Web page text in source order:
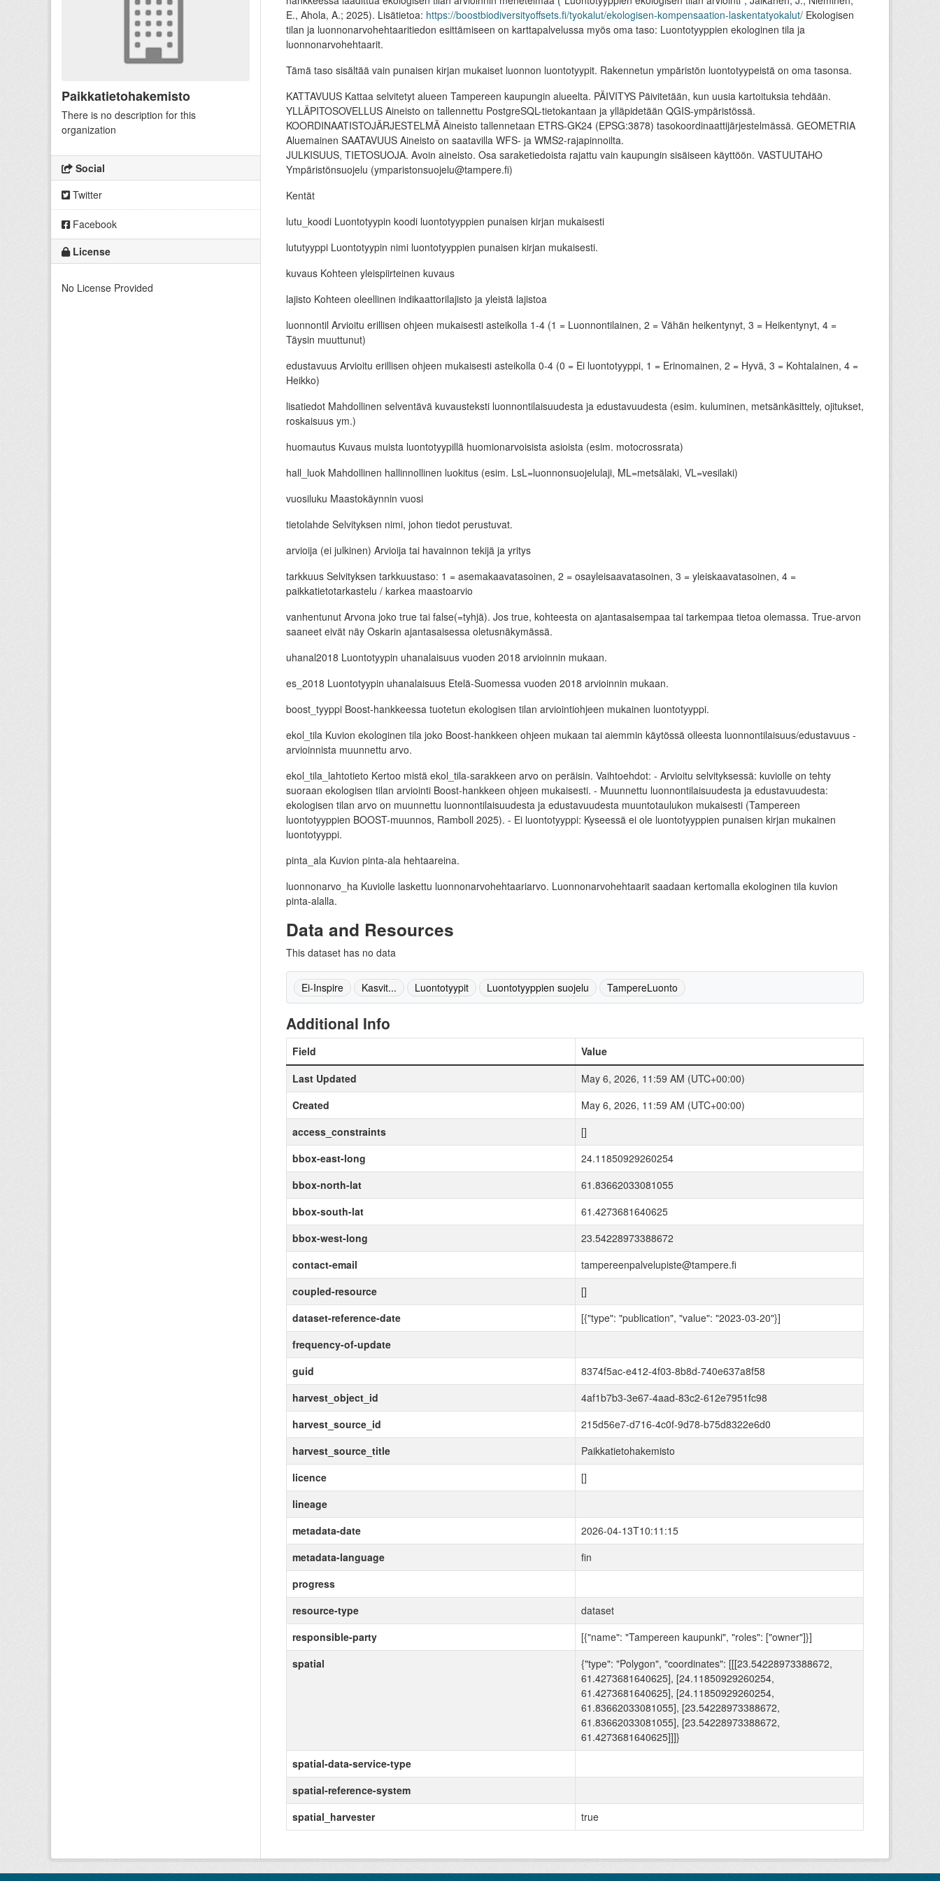
Paikkatietohakemisto
There is no description for this
organization
Social
Twitter
Facebook
License
No License Provided
E., Ahola, A.; 2025). Lisätietoa: https://boostbiodiversityoffsets.fi/tyokalut/ekologisen-kompensaation-laskentatyokalut/Ekologisen
tilan ja luonnonarvohehtaaritiedon esittämiseen on karttapalvelussa myös oma taso: Luontotyyppien ekologinen tila ja
luonnonarvohehtaarit.
Tämä taso sisältää vain punaisen kirjan mukaiset luonnon luontotyypit. Rakennetun ympäristön luontotyypeistä on oma tasonsa.
KATTAVUUS Kattaa selvitetyt alueen Tampereen kaupungin alueelta. PÄIVITYS Päivitetään, kun uusia kartoituksia tehdään.
YLLÄPITOSOVELLUS Aineisto on tallennettu PostgreSQL-tietokantaan ja ylläpidetään QGIS-ympäristössä.
KOORDINAATISTOJÄRJESTELMÄ Aineisto tallennetaan ETRS-GK24 (EPSG:3878) tasokoordinaattijärjestelmässä. GEOMETRIA
Aluemainen SAATAVUUS Aineisto on saatavilla WFS- ja WMS2-rajapinnoilta.
JULKISUUS, TIETOSUOJA. Avoin aineisto. Osa saraketiedoista rajattu vain kaupungin sisäiseen käyttöön. VASTUUTAHO
Ympäristönsuojelu (ymparistonsuojelu@tampere.fi)
Kentät
lutu_koodi Luontotyypin koodi luontotyyppien punaisen kirjan mukaisesti
lututyyppi Luontotyypin nimi luontotyyppien punaisen kirjan mukaisesti.
kuvaus Kohteen yleispiirteinen kuvaus
lajisto Kohteen oleellinen indikaattorilajisto ja yleistä lajistoa
luonnontil Arvioitu erillisen ohjeen mukaisesti asteikolla 1-4 (1 = Luonnontilainen, 2 = Vähän heikentynyt, 3 = Heikentynyt, 4 =
Täysin muuttunut)
edustavuus Arvioitu erillisen ohjeen mukaisesti asteikolla 0-4 (0 = Ei luontotyyppi, 1 = Erinomainen, 2 = Hyvä, 3 = Kohtalainen, 4 =
Heikko)
lisatiedot Mahdollinen selventävä kuvausteksti luonnontilaisuudesta ja edustavuudesta (esim. kuluminen, metsänkäsittely, ojitukset,
roskaisuus ym.)
huomautus Kuvaus muista luontotyypillä huomionarvoisista asioista (esim. motocrossrata)
hall_luok Mahdollinen hallinnollinen luokitus (esim. LsL=luonnonsuojelulaji, ML=metsälaki, VL=vesilaki)
vuosiluku Maastokäynnin vuosi
tietolahde Selvityksen nimi, johon tiedot perustuvat.
arvioija (ei julkinen) Arvioija tai havainnon tekijä ja yritys
tarkkuus Selvityksen tarkkuustaso: 1 = asemakaavatasoinen, 2 = osayleisaavatasoinen, 3 = yleiskaavatasoinen, 4 =
paikkatietotarkastelu / karkea maastoarvio
vanhentunut Arvona joko true tai false(=tyhjä). Jos true, kohteesta on ajantasaisempaa tai tarkempaa tietoa olemassa. True-arvon
saaneet eivät näy Oskarin ajantasaisessa oletusnäkymässä.
uhanal2018 Luontotyypin uhanalaisuus vuoden 2018 arvioinnin mukaan.
es_2018 Luontotyypin uhanalaisuus Etelä-Suomessa vuoden 2018 arvioinnin mukaan.
boost_tyyppi Boost-hankkeessa tuotetun ekologisen tilan arviointiohjeen mukainen luontotyyppi.
ekol_tila Kuvion ekologinen tila joko Boost-hankkeen ohjeen mukaan tai aiemmin käytössä olleesta luonnontilaisuus/edustavuus -
arvioinnista muunnettu arvo.
ekol_tila_lahtotieto Kertoo mistä ekol_tila-sarakkeen arvo on peräisin. Vaihtoehdot: - Arvioitu selvityksessä: kuviolle on tehty
suoraan ekologisen tilan arviointi Boost-hankkeen ohjeen mukaisesti. - Muunnettu luonnontilaisuudesta ja edustavuudesta:
ekologisen tilan arvo on muunnettu luonnontilaisuudesta ja edustavuudesta muuntotaulukon mukaisesti (Tampereen
luontotyyppien BOOST-muunnos, Ramboll 2025). - Ei luontotyyppi: Kyseessä ei ole luontotyyppien punaisen kirjan mukainen
luontotyyppi.
pinta_ala Kuvion pinta-ala hehtaareina.
luonnonarvo_ha Kuviolle laskettu luonnonarvohehtaariarvo. Luonnonarvohehtaarit saadaan kertomalla ekologinen tila kuvion
pinta-alalla.
Data and Resources
This dataset has no data
Ei-Inspire Kasvit... Luontotyypit Luontotyyppien suojelu TampereLuonto
Additional Info
Field
Value
Last Updated
May 6, 2026, 11:59 AM (UTC+00:00)
Created
May 6, 2026, 11:59 AM (UTC+00:00)
access_constraints
[]
bbox-east-long
24.11850929260254
bbox-north-lat
61.83662033081055
bbox-south-lat
61.4273681640625
bbox-west-long
23.54228973388672
contact-email
tampereenpalvelupiste@tampere.fi
coupled-resource
[]
dataset-reference-date
[{"type": "publication", "value": "2023-03-20"}]
frequency-of-update
guid
8374f5ac-e412-4f03-8b8d-740e637a8f58
harvest_object_id
4af1b7b3-3e67-4aad-83c2-612e7951fc98
harvest_source_id
215d56e7-d716-4c0f-9d78-b75d8322e6d0
harvest_source_title
Paikkatietohakemisto
licence
[]
lineage
metadata-date
2026-04-13T10:11:15
metadata-language
fin
progress
resource-type
dataset
responsible-party
[{"name": "Tampereen kaupunki", "roles": ["owner"]}]
spatial
{"type": "Polygon", "coordinates": [[[23.54228973388672,
61.4273681640625], [24.11850929260254,
61.4273681640625], [24.11850929260254,
61.83662033081055], [23.54228973388672,
61.83662033081055], [23.54228973388672,
61.4273681640625]]]}
spatial-data-service-type
spatial-reference-system
spatial_harvester
true